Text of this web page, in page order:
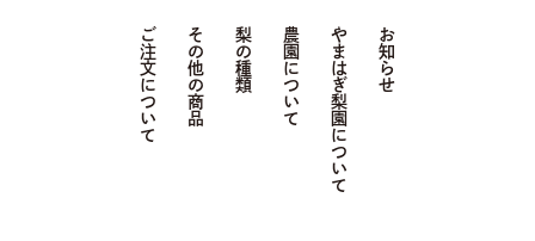
お知らせ
やまはぎ梨園について
農園について
梨の種類
その他の商品
ご注文について